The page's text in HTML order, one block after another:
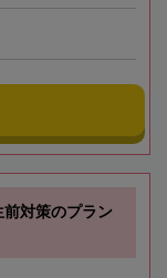
前対策のプラン